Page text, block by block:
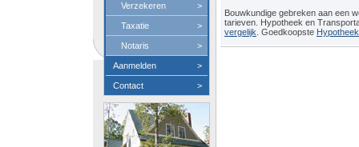
Verzekeren >
Taxatie >
Notaris >
Aanmelden >
Contact >
Bouwkundige gebreken aan een
tarieven. Hypotheek en
vergelijk . Goedkoopste